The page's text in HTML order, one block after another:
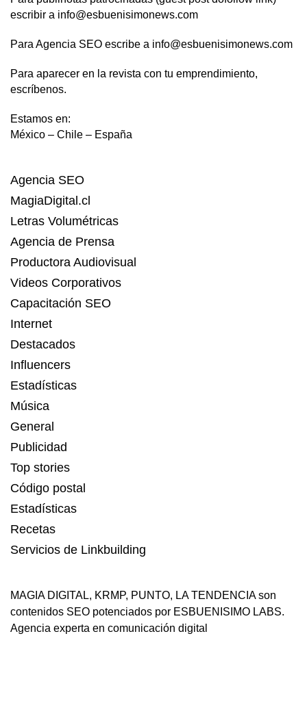
escribir a info@esbuenisimonews.com
Para Agencia SEO escribe a info@esbuenisimonews.com
Para aparecer en la revista con tu emprendimiento,
escríbenos.
Estamos en:
México – Chile – España
Agencia SEO
MagiaDigital.cl
Letras Volumétricas
Agencia de Prensa
Productora Audiovisual
Videos Corporativos
Capacitación SEO
Internet
Destacados
Influencers
Estadísticas
Música
General
Publicidad
Top stories
Código postal
Estadísticas
Recetas
Servicios de Linkbuilding
MAGIA DIGITAL, KRMP, PUNTO, LA TENDENCIAson
contenidos SEO potenciados por ESBUENISIMO LABS.
Agencia experta en comunicación digital